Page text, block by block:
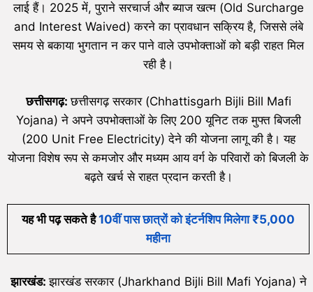
लाई हैं। 2025 में, पुराने सरचार्ज और ब्याज खत्म (Old Surcharge
and Interest Waived) करने का प्रावधान सक्रिय है, जिससे लंबे
समय से बकाया भुगतान न कर पाने वाले उपभोक्ताओं को बड़ी राहत मिल
रही है।
छत्तीसगढ़:छत्तीसगढ़ सरकार (Chhattisgarh Bijli Bill Mafi
Yojana) ने अपने उपभोक्ताओं के लिए 200 यूनिट तक मुफ्त बिजली
(200 Unit Free Electricity) देने की योजना लागू की है। यह
योजना विशेष रूप से कमजोर और मध्यम आय वर्ग के परिवारों को बिजली के
बढ़ते खर्च से राहत प्रदान करती है।
यह भी पढ़ सकते है10वीं पास छात्रों को इंटर्नशिप मिलेगा ₹5,000
महीना
झारखंड:झारखंड सरकार (Jharkhand Bijli Bill Mafi Yojana) ने